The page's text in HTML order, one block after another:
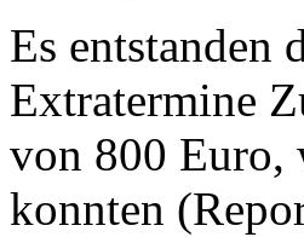
Es entstanden
Extratermine
von 800 Euro,
konnten